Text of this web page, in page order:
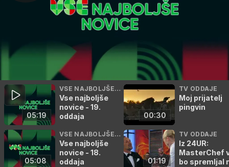
05:19
VSE NAJBOLJŠE N
OVICE
Vse najboljše
novice - 19.
oddaja
05:08
VSE NAJBOLJŠE N
OVICE
Vse najboljše
novice - 18.
oddaja
00:30
TV ODDAJE
Moj prijatelj
pingvin
01:19
TV ODDAJE
Iz 24UR:
MasterChef
bo spremljal